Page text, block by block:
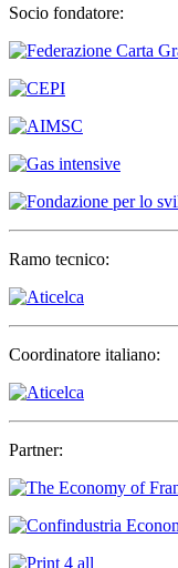
Socio fondatore:
Ramo tecnico:
Coordinatore italiano:
Partner: